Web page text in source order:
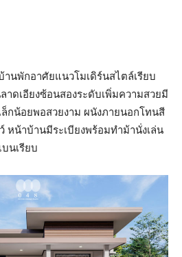
นพักอาศัยแนวโมเดิร์นสไตล์เรียบ
าดเอียงซ้อนสองระดับเพิ่มความสวยมี
กน้อยพอสวยงาม ผนังภายนอกโทนสี
หน้าบ้านมีระเบียงพร้อมทำม้านั่งเล่น
นเรียบ